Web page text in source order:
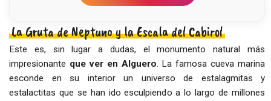
La Gruta de Neptuno y la Escala del Cabirol
Este es, sin lugar a dudas, el monumento natural más
impresionante que ver en Alguero. La famosa cueva marina
esconde en su interior un universo de estalagmitas y
estalactitas que se han ido esculpiendo a lo largo de millones